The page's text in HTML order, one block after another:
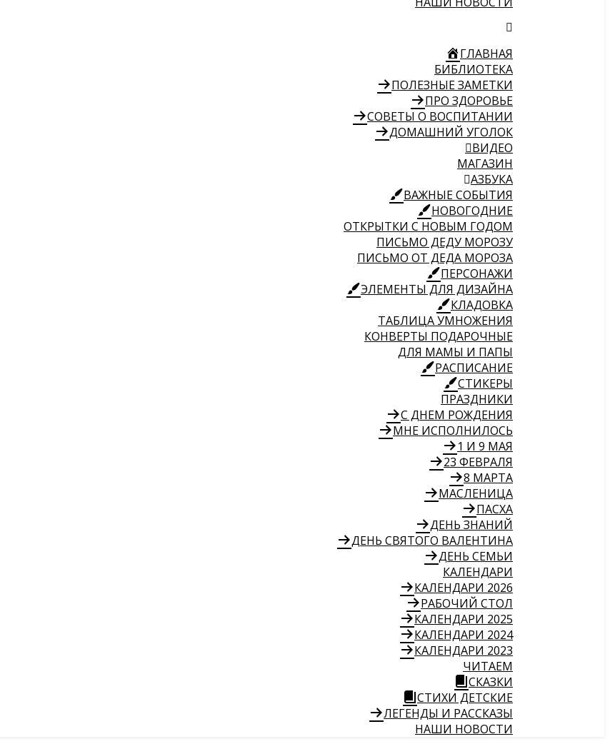
ГЛАВНАЯ
БИБЛИОТЕКА
ПОЛЕЗНЫЕ ЗАМЕТКИ
ПРО ЗДОРОВЬЕ
СОВЕТЫ О ВОСПИТАНИИ
ДОМАШНИЙ УГОЛОК
ВИДЕО
МАГАЗИН
АЗБУКА
ВАЖНЫЕ СОБЫТИЯ
НОВОГОДНИЕ
ОТКРЫТКИ С НОВЫМ ГОДОМ
ПИСЬМО ДЕДУ МОРОЗУ
ПИСЬМО ОТ ДЕДА МОРОЗА
ПЕРСОНАЖИ
ЭЛЕМЕНТЫ ДЛЯ ДИЗАЙНА
КЛАДОВКА
ТАБЛИЦА УМНОЖЕНИЯ
КОНВЕРТЫ ПОДАРОЧНЫЕ
ДЛЯ МАМЫ И ПАПЫ
РАСПИСАНИЕ
СТИКЕРЫ
ПРАЗДНИКИ
С ДНЕМ РОЖДЕНИЯ
МНЕ ИСПОЛНИЛОСЬ
1 И 9 МАЯ
23 ФЕВРАЛЯ
8 МАРТА
МАСЛЕНИЦА
ПАСХА
ДЕНЬ ЗНАНИЙ
ДЕНЬ СВЯТОГО ВАЛЕНТИНА
ДЕНЬ СЕМЬИ
КАЛЕНДАРИ
КАЛЕНДАРИ 2026
РАБОЧИЙ СТОЛ
КАЛЕНДАРИ 2025
КАЛЕНДАРИ 2024
КАЛЕНДАРИ 2023
ЧИТАЕМ
СКАЗКИ
СТИХИ ДЕТСКИЕ
ЛЕГЕНДЫ И РАССКАЗЫ
НАШИ НОВОСТИ